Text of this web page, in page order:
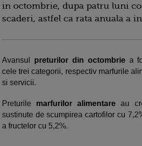
in octombrie, dupa patru luni
scaderi, astfel ca rata anuala a
Avansul preturilor din octombrie a
cele trei categorii, respectiv marfurile
si servicii.
Preturile marfurilor alimentare au
sustinute de scumpirea cartofilor cu
a fructelor cu 5,2%.